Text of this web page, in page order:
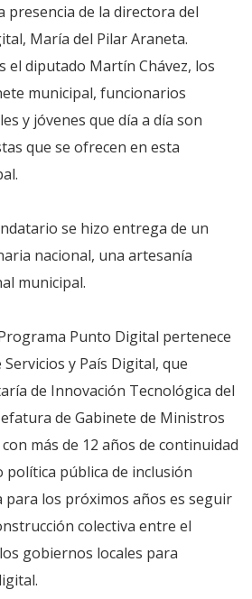
presencia de la directora del
María del Pilar Araneta.
el diputado Martín Chávez, los
municipal, funcionarios
y jóvenes que día a día son
que se ofrecen en esta
se hizo entrega de un
nacional, una artesanía
municipal.
Punto Digital pertenece
y País Digital, que
de Innovación Tecnológica del
de Gabinete de Ministros
más de 12 años de continuidad
pública de inclusión
para los próximos años es seguir
colectiva entre el
gobiernos locales para